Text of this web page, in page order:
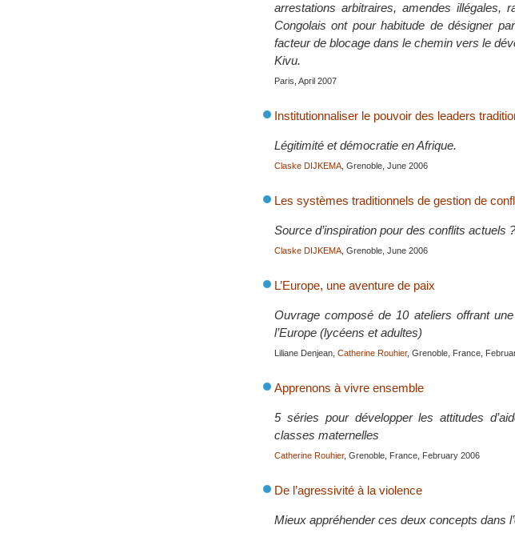
arrestations arbitraires, amendes illégales,
Congolais ont pour habitude de désigner
facteur de blocage dans le chemin vers le
Kivu.
Paris, April 2007
Institutionnaliser le pouvoir des leaders
Légitimité et démocratie en Afrique.
Claske DIJKEMA , Grenoble, June 2006
Les systèmes traditionnels de gestion de
Source d’inspiration pour des conflits actuels ?
Claske DIJKEMA , Grenoble, June 2006
L’Europe, une aventure de paix
Ouvrage composé de 10 ateliers offrant
l’Europe (lycéens et adultes)
Liliane Denjean, Catherine Rouhier, Grenoble, France,
Apprenons à vivre ensemble
5 séries pour développer les attitudes
classes maternelles
Catherine Rouhier, Grenoble, France, February 2006
De l’agressivité à la violence
Mieux appréhender ces deux concepts dans